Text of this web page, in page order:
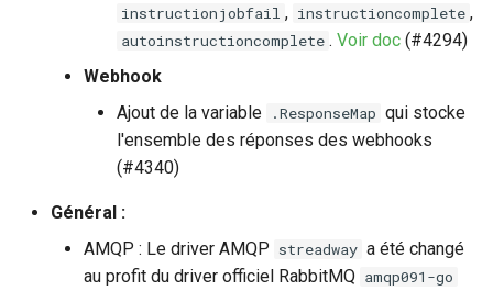
instructionjobfail , instructioncomplete ,
autoinstructioncomplete . Voir doc (#4294)
Webhook
Ajout de la variable
.ResponseMap qui stocke
l'ensemble des réponses des webhooks
(#4340)
Général :
AMQP : Le driver AMQP streadway a été changé
au profit du driver officiel RabbitMQ amqp091-go